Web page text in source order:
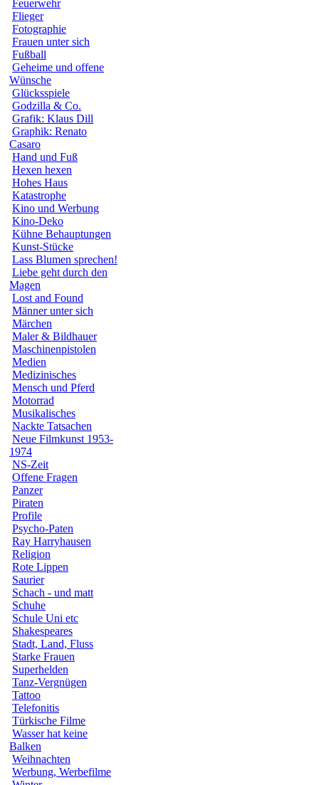
Feuerwehr
Flieger
Fotographie
Frauen unter sich
Fußball
Geheime und offene
Wünsche
Glücksspiele
Godzilla & Co.
Grafik: Klaus Dill
Graphik: Renato
Casaro
Hand und Fuß
Hexen hexen
Hohes Haus
Katastrophe
Kino und Werbung
Kino-Deko
Kühne Behauptungen
Kunst-Stücke
Lass Blumen sprechen!
Liebe geht durch den
Magen
Lost and Found
Männer unter sich
Märchen
Maler & Bildhauer
Maschinenpistolen
Medien
Medizinisches
Mensch und Pferd
Motorrad
Musikalisches
Nackte Tatsachen
Neue Filmkunst 1953-
1974
NS-Zeit
Offene Fragen
Panzer
Piraten
Profile
Psycho-Paten
Ray Harryhausen
Religion
Rote Lippen
Saurier
Schach - und matt
Schuhe
Schule Uni etc
Shakespeares
Stadt, Land, Fluss
Starke Frauen
Superhelden
Tanz-Vergnügen
Tattoo
Telefonitis
Türkische Filme
Wasser hat keine
Balken
Weihnachten
Werbung, Werbefilme